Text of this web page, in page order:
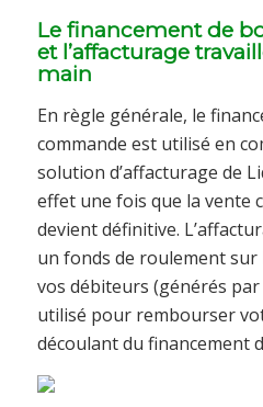
Le financement de
et l’affacturage
main
En règle générale, le
commande est utilisé en
solution d’affacturage de
effet une fois que la vente
devient définitive.
un fonds de roulement sur
vos débiteurs (générés
utilisé pour rembourser
découlant du financement